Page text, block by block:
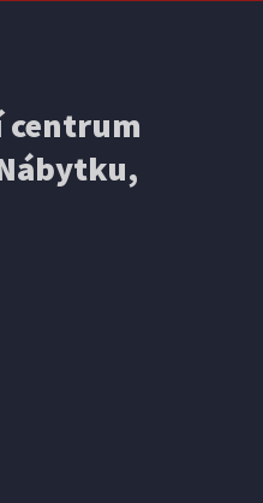
Přidat do košíku
centrum